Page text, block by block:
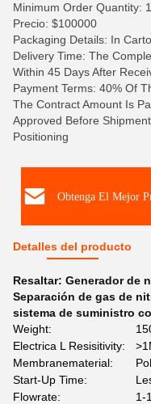
Minimum Order Quantity: 1
Precio: $100000
Packaging Details: In
Delivery Time: The
Within 45 Days After
Payment Terms: 40% Of
The Contract Amount Is
Approved Before
Positioning
Obtenga El Mejor
Detalles del producto
Resaltar: Generador de
Separación de gas de
sistema de suministro
Weight:
Electrica L Resisitivity:
Membranematerial:
Start-Up Time:
Flowrate:
1-